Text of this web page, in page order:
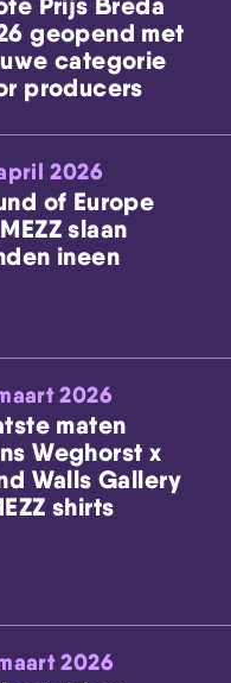
geopend met
categorie
producers
2026
of Europe
slaan
ineen
2026
maten
Weghorst x
Walls Gallery
shirts
2026